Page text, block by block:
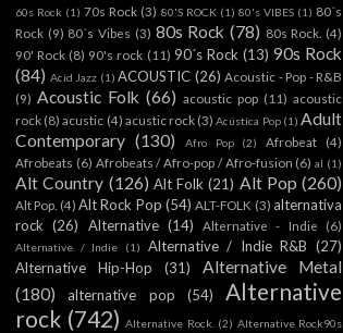
60s Rock (1) 70s Rock (3) 80'S ROCK (1) 80's VIBES (1) 80´s
Rock (9) 80´s Vibes (3) 80s Rock (78) 80s Rock. (4)
90' Rock (8) 90's rock (11) 90´s Rock (13) 90s Rock
(84) Acid Jazz (1) ACOUSTIC (26) Acoustic - Pop - R&B
(9) Acoustic Folk (66) acoustic pop (11) acoustic
rock (8) acustic (4) acustic rock (3) Acústica Pop (1) Adult
Contemporary (130) Afro Pop (2) Afrobeat
(4)
Afrobeats (6) Afrobeats / Afro-pop / Afro-fusion (6) al (1)
Alt Country (126) Alt Folk (21) Alt Pop (260)
Alt Pop. (4) Alt Rock Pop (54) ALT-FOLK (3) alternativa
rock (26) Alternative (14) Alternative - Indie (6)
Alternative / Indie (1) Alternative / Indie R&B (27)
Alternative Hip-Hop
(31)
Alternative Metal
(180)
alternative pop (54)
Alternative
rock (742) Alternative Rock. (2) Alternative Rock90s